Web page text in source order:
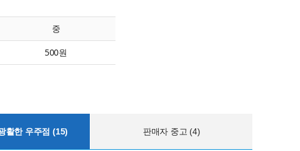
중
500원
활한 우주점 (15) 판매자 중고 (4)